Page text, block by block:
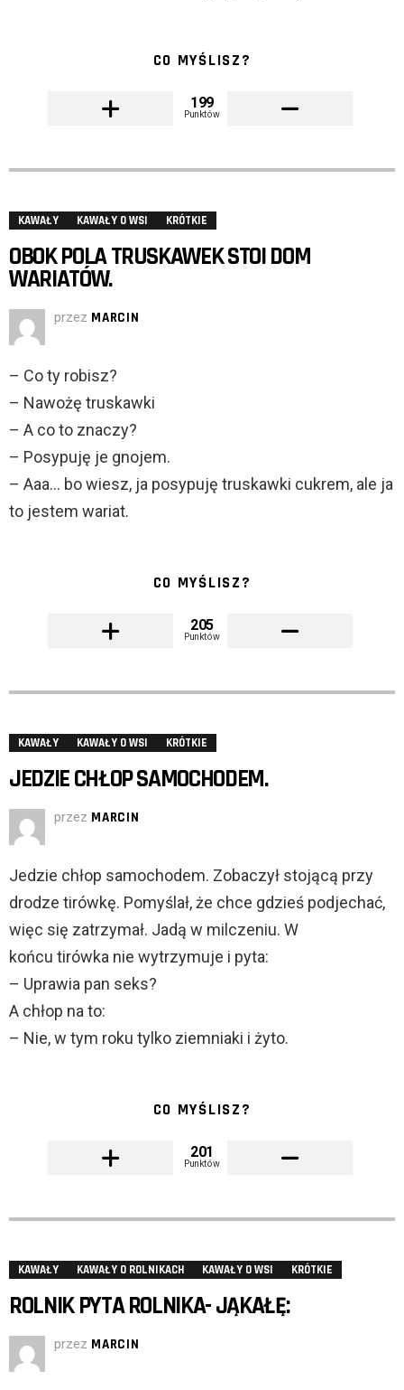
CO MYŚLISZ?
199
Punktów
KAWAŁY KAWAŁY O WSI KRÓTKIE
OBOK POLA TRUSKAWEK STOI DOM
WARIATÓW.
przez MARCIN
– Co ty robisz?
– Nawożę truskawki
– A co to znaczy?
– Posypuję je gnojem.
– Aaa… bo wiesz, ja posypuję truskawki cukrem, ale ja
to jestem wariat.
CO MYŚLISZ?
205
Punktów
KAWAŁY KAWAŁY O WSI KRÓTKIE
JEDZIE CHŁOP SAMOCHODEM.
przez MARCIN
Jedzie chłop samochodem. Zobaczył stojącą przy
drodze tirówkę. Pomyślał, że chce gdzieś podjechać,
więc się zatrzymał. Jadą w milczeniu. W
końcu tirówka nie wytrzymuje i pyta:
– Uprawia pan seks?
A chłop na to:
– Nie, w tym roku tylko ziemniaki i żyto.
CO MYŚLISZ?
201
Punktów
KAWAŁY KAWAŁY O ROLNIKACH KAWAŁY O WSI KRÓTKIE
ROLNIK PYTA ROLNIKA- JĄKAŁĘ:
przez MARCIN